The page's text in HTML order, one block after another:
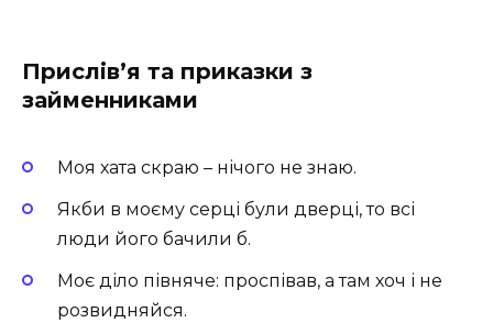
Прислів’я та приказки з
займенниками
Моя хата скраю – нічого не знаю.
Якби в моєму серці були дверці, то всі
люди його бачили б.
Моє діло півняче: проспівав, а там хоч і не
розвидняйся.